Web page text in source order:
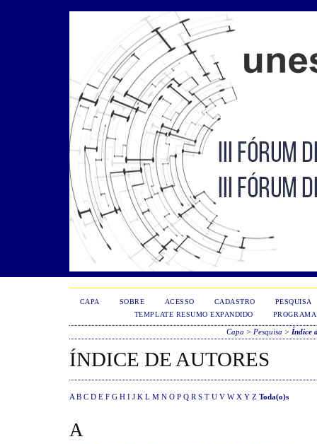
CAPA SOBRE ACESSO CADASTRO
PESQUISA
TEMPLATE RESUMO EXPANDIDO
PROGRAMA
Capa > Pesquisa > Índice
ÍNDICE DE AUTORES
A B C D E F G H I J K L M N O P Q R S T U V W X Y Z Toda(o)s
A